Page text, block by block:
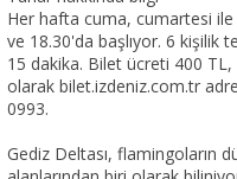
Her hafta cuma, cumartesi ile
ve 18.30'da başlıyor. 6 kişilik
15 dakika. Bilet ücreti 400
olarak bilet.izdeniz.com.tr
0993.
Gediz Deltası, flamingoların